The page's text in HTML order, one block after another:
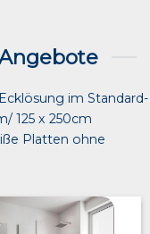
im Standard-
125 x 250cm
Platten ohne